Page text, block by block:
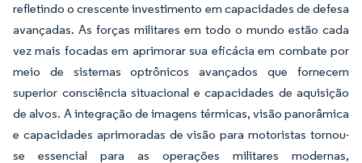
refletindo o crescente investimento em capacidades de defesa
avançadas. As forças militares em todo o mundo estão cada
vez mais focadas em aprimorar sua eficácia em combate por
meio de sistemas optrônicos avançados que fornecem
superior consciência situacional e capacidades de aquisição
de alvos. A integração de imagens térmicas, visão panorâmica
e capacidades aprimoradas de visão para motoristas tornou-
se essencial para as operações militares modernas,